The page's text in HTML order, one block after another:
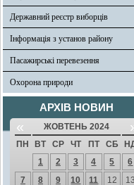
Державний реєстр виборців
Інформація з установ району
Пасажирські перевезення
Охорона природи
АРХІВ НОВИН
« ЖОВТЕНЬ 2024
ПН ВТ СР ЧТ ПТ СБ
1
2 3 4 5
6
7
8 9 10 11 12
13